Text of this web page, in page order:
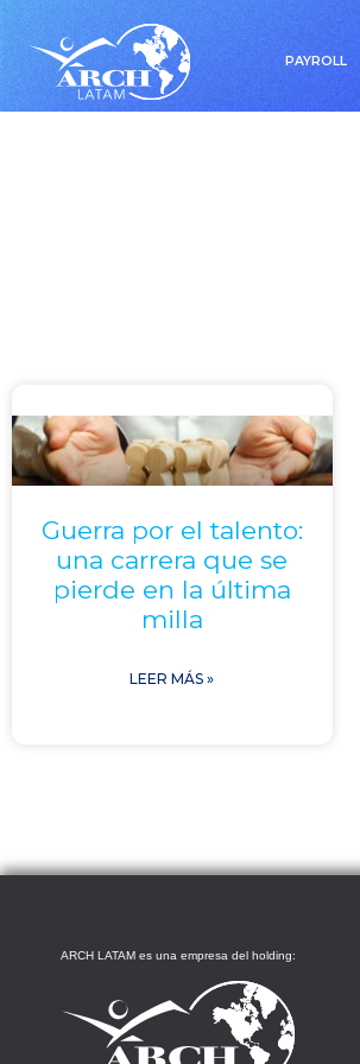
PAYROLL
Guerra por el talento:
una carrera que se
pierde en la última
milla
LEER MÁS »
ARCH LATAM es una empresa del holding: